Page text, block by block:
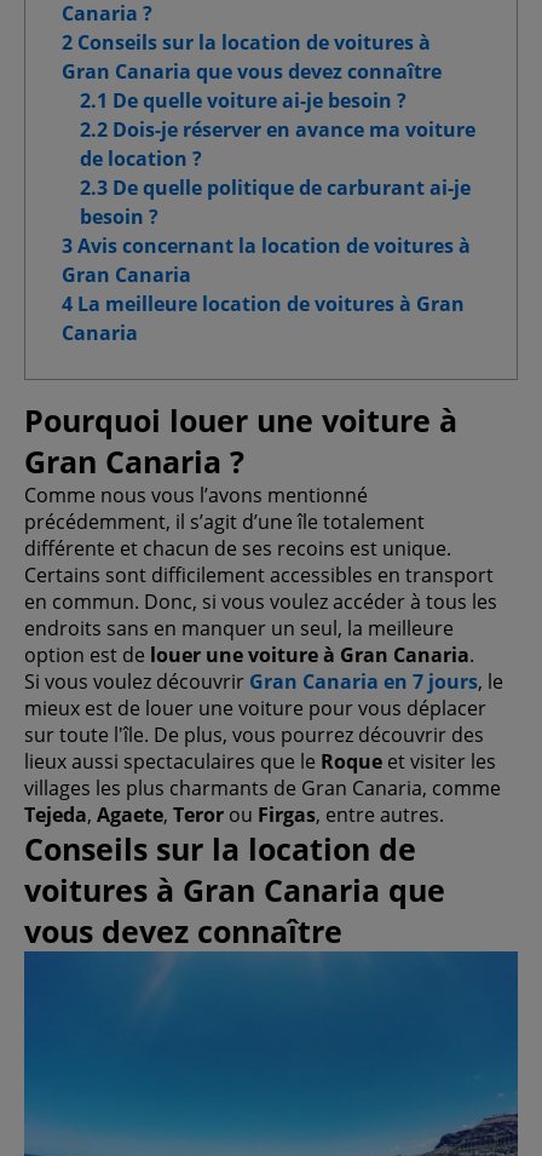
Canaria ?
2 Conseils sur la location de voitures à
Gran Canaria que vous devez connaître
2.1 De quelle voiture ai-je besoin ?
2.2 Dois-je réserver en avance ma voiture
de location ?
2.3 De quelle politique de carburant ai-je
besoin ?
3 Avis concernant la location de voitures à
Gran Canaria
4 La meilleure location de voitures à Gran
Canaria
Pourquoi louer une voiture à
Gran Canaria ?
Comme nous vous l’avons mentionné
précédemment, il s’agit d’une île totalement
différente et chacun de ses recoins est unique.
Certains sont difficilement accessibles en transport
en commun. Donc, si vous voulez accéder à tous les
endroits sans en manquer un seul, la meilleure
option est de louer une voiture à Gran Canaria.
Si vous voulez découvrir Gran Canaria en 7 jours, le
mieux est de louer une voiture pour vous déplacer
sur toute l'île. De plus, vous pourrez découvrir des
lieux aussi spectaculaires que le Roque et visiter les
villages les plus charmants de Gran Canaria, comme
Tejeda, Agaete, Teror ou Firgas, entre autres.
Conseils sur la location de
voitures à Gran Canaria que
vous devez connaître
Cookies pour une publicité ciblée
Cookies publicitaires avancés
Confirmer la sélection
Tout autoriser